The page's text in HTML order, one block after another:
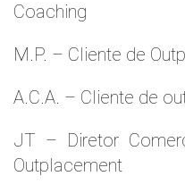
Coaching
M.P. – Cliente de
A.C.A. – Cliente de
JT – Diretor
Outplacement